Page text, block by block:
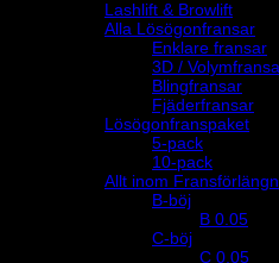
Lashlift & Browlift
Alla Lösögonfransar
Enklare fransar
3D /
Blingfransar
Fjäderfransar
Lösögonfranspaket
5-pack
10-pack
Allt inom
B-böj
B 0.05
C-böj
C 0,05